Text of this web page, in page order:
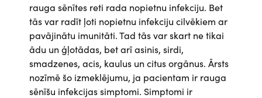
rauga sēnītes reti rada nopietnu infekciju. Bet
tās var radīt ļoti nopietnu infekciju cilvēkiem ar
pavājinātu imunitāti. Tad tās var skart ne tikai
ādu un ģļotādas, bet arī asinis, sirdi,
smadzenes, acis, kaulus un citus orgānus. Ārsts
nozīmē šo izmeklējumu, ja pacientam ir rauga
sēnīšu infekcijas simptomi. Simptomi ir